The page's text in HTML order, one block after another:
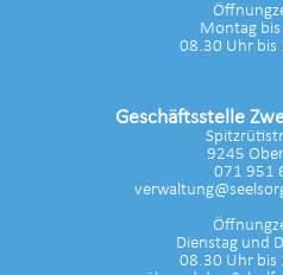
Montag bis
08.30 Uhr bis
Geschäftsstelle
9245
071 951
Dienstag und
08.30 Uhr bis